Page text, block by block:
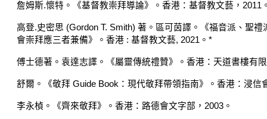
詹姆斯.懷特。《基督教崇拜導論》。香港 ：基督教文藝 ， 2011
高登.史密思 (Gordon T. Smith) 著 。 區可茵譯 。《福音派、聖禮
會崇拜應三者兼備》。 香港 : 基督教文藝, 2021 。 *
傅士德著。袁達志譯。《屬靈傳統禮贊》。香港：天道書樓有
舒爾。《敬拜 Guide Book ： 現代敬拜帶領指南》。香港 ： 浸信
李永楨。《齊來敬拜》。香港：路德會文字部， 2003 。